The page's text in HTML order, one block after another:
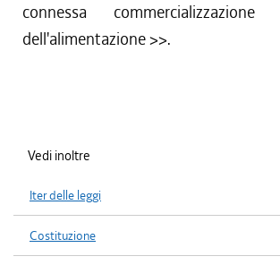
connessa
dell'alimentazione>>.
Vedi inoltre
Iter delle leggi
Costituzione